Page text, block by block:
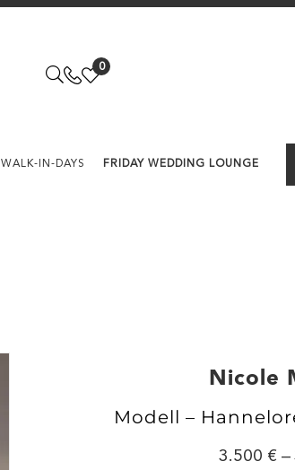
0
WALK-IN-DAYS FRIDAY WEDDING LOUNGE
Nicole
Modell –
3.500 –